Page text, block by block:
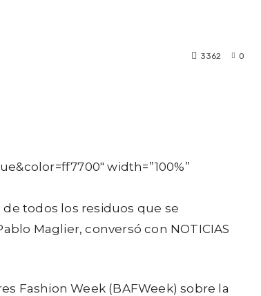
0
3362
width=”100%”
de todos los residuos que se
Maglier, conversó con NOTICIAS
Fashion Week (BAFWeek) sobre la